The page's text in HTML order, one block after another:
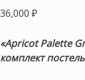
36,000 ₽
«Apricot Palette
комплект